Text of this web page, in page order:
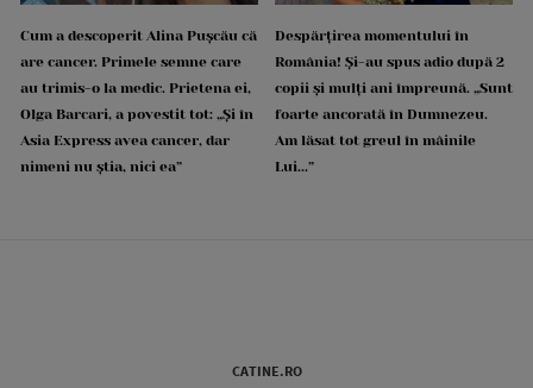
Cum a descoperit Alina Pușcău că
are cancer. Primele semne care
au trimis-o la medic. Prietena ei,
Olga Barcari, a povestit tot: „Și în
Asia Express avea cancer, dar
nimeni nu știa, nici ea”
Despărțirea momentului în
România! Și-au spus adio după 2
copii și mulți ani împreună. „Sunt
foarte ancorată în Dumnezeu.
Am lăsat tot greul în mâinile
Lui...”
CATINE.RO